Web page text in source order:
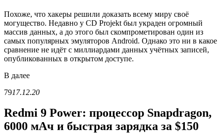
Похоже, что хакеры решили доказать всему миру своё
могущество. Недавно у CD Projekt был украден огромный
массив данных, а до этого был скомпрометирован один из
самых популярных эмуляторов Android. Однако это ни в какое
сравнение не идёт с миллиардами данных учётных записей,
опубликованных в открытом доступе.
В далее
7917.12.20
Redmi 9 Power: процессор Snapdragon,
6000 мАч и быстрая зарядка за $150